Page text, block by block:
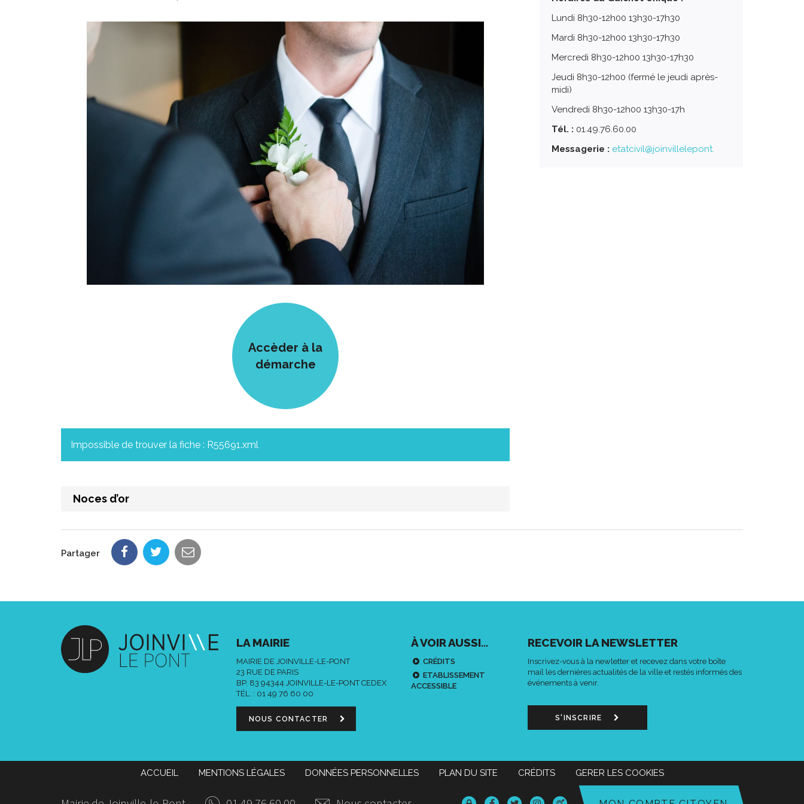
Accèder à la
démarche
Impossible de trouver la fiche : R55691.xml
Noces d’or
Lundi 8h30-12h00 13h30-17h30
Mardi 8h30-12h00 13h30-17h30
Mercredi 8h30-12h00 13h30-17h30
Jeudi 8h30-12h00 (fermé le jeudi après-
midi)
Vendredi 8h30-12h00 13h30-17h
Tél. : 01.49.76.60.00
Messagerie : etatcivil@joinvillelepont.
Partager
LA MAIRIE
MAIRIE DE JOINVILLE-LE-PONT
23 RUE DE PARIS
BP. 83 94344 JOINVILLE-LE-PONT CEDEX
TÉL. : 01 49 76 60 00
NOUS CONTACTER
À VOIR AUSSI...
CRÉDITS
ETABLISSEMENT
ACCESSIBLE
RECEVOIR LA NEWSLETTER
Inscrivez-vous à la newletter et recevez dans votre boîte
mail les dernières actualités de la ville et restés informés des
événements à venir.
S'INSCRIRE
ACCUEIL MENTIONS LÉGALES DONNÉES PERSONNELLES PLAN DU SITE CRÉDITS GERER LES COOKIES